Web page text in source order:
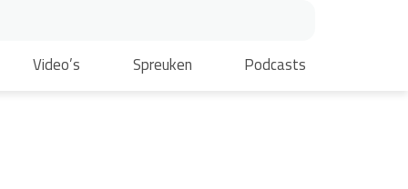
Video’s Spreuken Podcasts